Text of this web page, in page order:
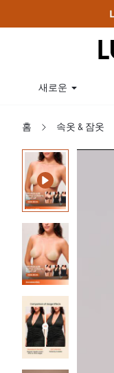
새로운
홈 속옷 & 잠옷